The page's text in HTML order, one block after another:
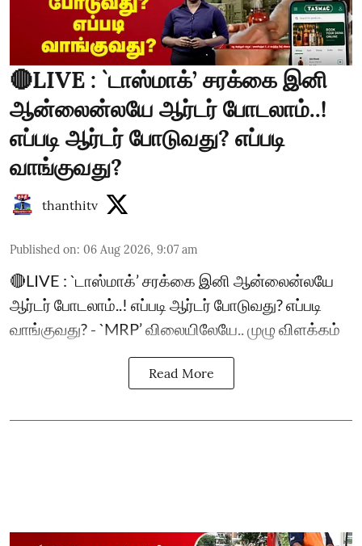
🔴LIVE : `டாஸ்மாக்’ சரக்கை இனி
ஆன்லைன்லயே ஆர்டர் போடலாம்..!
எப்படி ஆர்டர் போடுவது? எப்படி
வாங்குவது?
thanthitv
Published on: 06 Aug 2026, 9:07 am
🔴LIVE : `டாஸ்மாக்’ சரக்கை இனி ஆன்லைன்லயே
ஆர்டர் போடலாம்..! எப்படி ஆர்டர் போடுவது? எப்படி
வாங்குவது? - `MRP’ விலையிலேயே.. முழு விளக்கம்
Read More